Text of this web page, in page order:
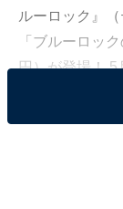
ルーロック』
「ブルーロッ
円）が登場！ 5
ップにて数量